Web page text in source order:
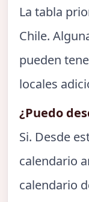
La tabla
Chile.
pueden
locales
¿Puedo
Si. Desde
calendario
calendario